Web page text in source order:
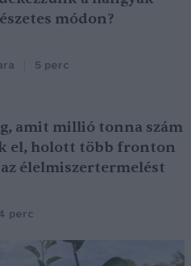
módon?
5 perc
amit millió tonna szám
el, holott több fronton
élelmiszertermelést
perc